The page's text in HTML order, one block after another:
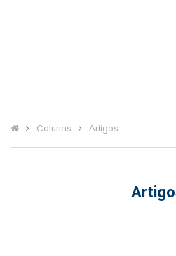
Colunas Artigos